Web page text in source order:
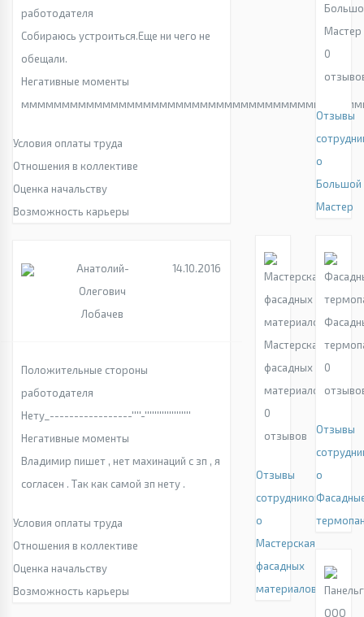
работодателя
Собираюсь устроиться.Еще ни чего не
обещали.
Негативные моменты
Условия оплаты труда
Отношения в коллективе
Оценка начальству
Возможность карьеры
Анатолий-
Олегович
Лобачев
14.10.2016
Положительные стороны
работодателя
Нету_-----------------''''-'''''''''''''''''''
Негативные моменты
Владимир пишет , нет махинаций с зп , я
согласен . Так как самой зп нету .
Условия оплаты труда
Отношения в коллективе
Оценка начальству
Возможность карьеры
Мастер
0
Отзывы
о
Большой
Мастер
Мастерская
фасадных
материалов
0
отзывов
Отзывы
сотрудников
о
Мастерская
фасадных
материалов
0
Отзывы
о